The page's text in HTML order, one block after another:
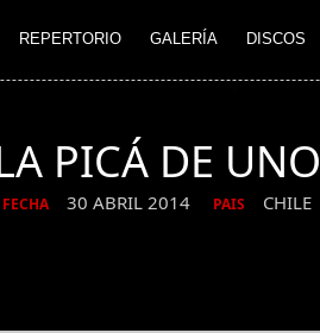
REPERTORIO GALERÍA DISCOS
PICÁ DE UNO
FECHA 30 ABRIL 2014 PAIS CHILE